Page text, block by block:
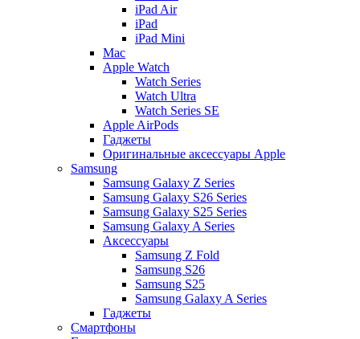
iPad Air
iPad
iPad Mini
Mac
Apple Watch
Watch Series
Watch Ultra
Watch Series SE
Apple AirPods
Гаджеты
Оригинальные аксессуары Apple
Samsung
Samsung Galaxy Z Series
Samsung Galaxy S26 Series
Samsung Galaxy S25 Series
Samsung Galaxy A Series
Аксессуары
Samsung Z Fold
Samsung S26
Samsung S25
Samsung Galaxy A Series
Гаджеты
Смартфоны